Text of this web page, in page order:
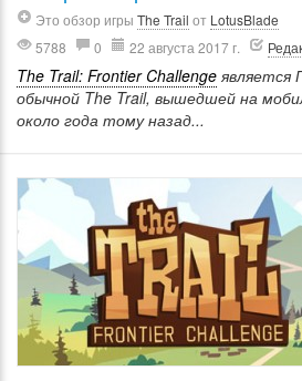
Это обзор игры The Trail от LotusBlade
5788
0 22 августа 2017 г.
The Trail: Frontier Challenge является
обычной The Trail, вышедшей на
около года тому назад...